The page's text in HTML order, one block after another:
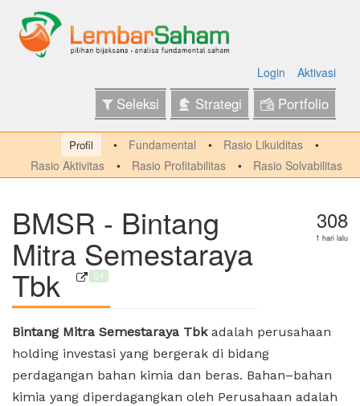
Login Aktivasi
Seleksi Strategi Portfolio
Profil Fundamental
Rasio Likuiditas
Rasio Aktivitas
Rasio Profitabilitas Rasio Solvabilitas
BMSR - Bintang
Mitra Semestaraya
Tbk Q4
308
1 hari lalu
Bintang Mitra Semestaraya Tbkadalah perusahaan
holding investasi yang bergerak di bidang
perdagangan bahan kimia dan beras. Bahan–bahan
kimia yang diperdagangkan oleh Perusahaan adalah